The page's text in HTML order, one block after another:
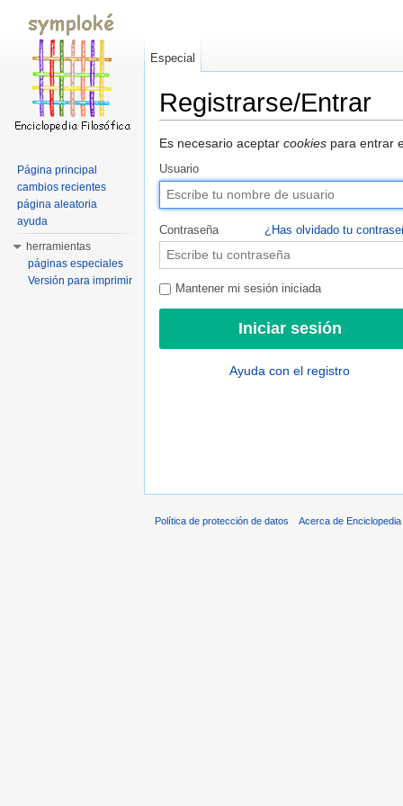
Registrarse/Entrar
Es necesario aceptar cookies para entrar
Usuario
Contraseña ¿Has olvidado tu
Mantener mi sesión iniciada
Ayuda con el registro
Especial
Página principal
cambios recientes
página aleatoria
ayuda
herramientas
páginas especiales
Versión para imprimir
Política de protección de datos Acerca de